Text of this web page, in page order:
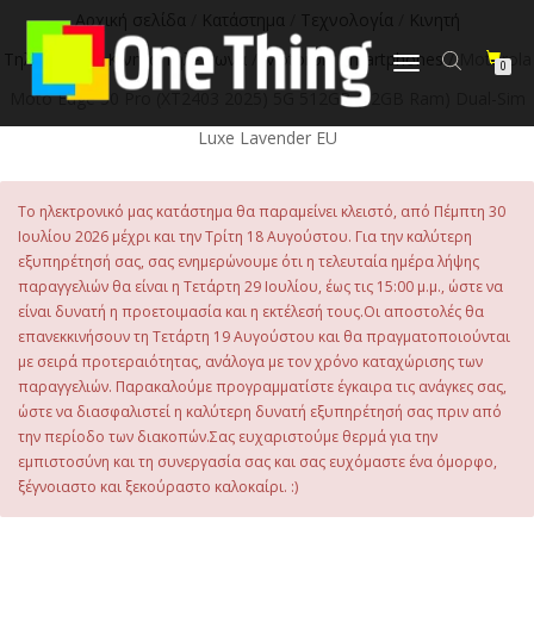
Εναλλαγή
0
Αρχική σελίδα Κατάστημα Τεχνολογία
Κινητή
Τηλεφωνία
/Κινητά Τηλέφωνα Motorola Smartphones/ Motorola
Moto Edge 50 Pro (XT2403 2025) 5G 512GB (12GB Ram) Dual-Sim
Luxe Lavender EU
Το ηλεκτρονικό μας κατάστημα θα παραμείνει κλειστό, από Πέμπτη 30
Ιουλίου 2026 μέχρι και την Τρίτη 18 Αυγούστου. Για την καλύτερη
εξυπηρέτησή σας, σας ενημερώνουμε ότι η τελευταία ημέρα λήψης
παραγγελιών θα είναι η Τετάρτη 29 Ιουλίου, έως τις 15:00 μ.μ., ώστε να
είναι δυνατή η προετοιμασία και η εκτέλεσή τους.Οι αποστολές θα
επανεκκινήσουν τη Τετάρτη 19 Αυγούστου και θα πραγματοποιούνται
με σειρά προτεραιότητας, ανάλογα με τον χρόνο καταχώρισης των
παραγγελιών. Παρακαλούμε προγραμματίστε έγκαιρα τις ανάγκες σας,
ώστε να διασφαλιστεί η καλύτερη δυνατή εξυπηρέτησή σας πριν από
την περίοδο των διακοπών.Σας ευχαριστούμε θερμά για την
εμπιστοσύνη και τη συνεργασία σας και σας ευχόμαστε ένα όμορφο,
ξέγνοιαστο και ξεκούραστο καλοκαίρι. :)